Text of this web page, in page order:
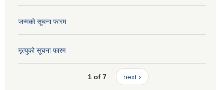
जन्मको सूचना फारम
मृत्युको सूचना फारम
1 of 7 next ›